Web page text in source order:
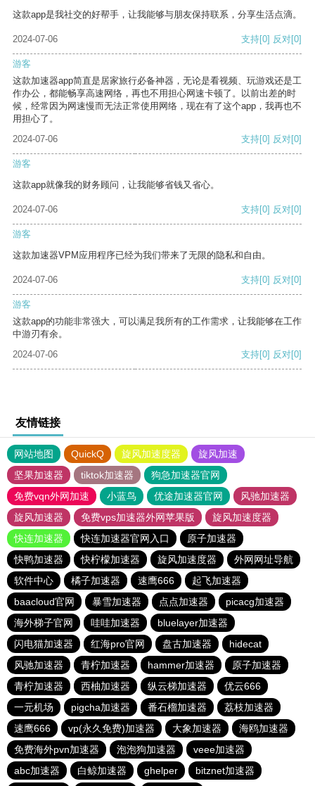
这款app是我社交的好帮手，让我能够与朋友保持联系，分享生活点滴。
2024-07-06 支持[0] 反对[0]
游客
这款加速器app简直是居家旅行必备神器，无论是看视频、玩游戏还是工
作办公，都能畅享高速网络，再也不用担心网速卡顿了。以前出差的时
候，经常因为网速慢而无法正常使用网络，现在有了这个app，我再也不
用担心了。
2024-07-06
支持[0] 反对[0]
游客
这款app就像我的财务顾问，让我能够省钱又省心。
2024-07-06 支持[0] 反对[0]
游客
这款加速器VPM应用程序已经为我们带来了无限的隐私和自由。
2024-07-06 支持[0] 反对[0]
游客
这款app的功能非常强大，可以满足我所有的工作需求，让我能够在工作
中游刃有余。
2024-07-06
支持[0] 反对[0]
友情链接
网站地图 QuickQ 旋风加速度器
旋风加速
坚果加速器
tiktok加速器
狗急加速器官网
免费vqn外网加速
小蓝鸟 优途加速器官网
风驰加速器
旋风加速器
免费vps加速器外网苹果版
旋风加速度器
快连加速器
快连加速器官网入口
原子加速器
快鸭加速器
快柠檬加速器 旋风加速度器
外网网址导航
软件中心
橘子加速器 速鹰666
起飞加速器
baacloud官网
暴雪加速器 点点加速器
picacg加速器
海外梯子官网
哇哇加速器
bluelayer加速器
闪电猫加速器
红海pro官网 盘古加速器
hidecat
风驰加速器
青柠加速器 hammer加速器
原子加速器
青柠加速器
西柚加速器 纵云梯加速器
优云666
一元机场
pigcha加速器 番石榴加速器
荔枝加速器
速鹰666
vp(永久免费)加速器 大象加速器
海鸥加速器
免费海外pvn加速器
泡泡狗加速器
veee加速器
abc加速器
白鲸加速器 ghelper bitznet加速器